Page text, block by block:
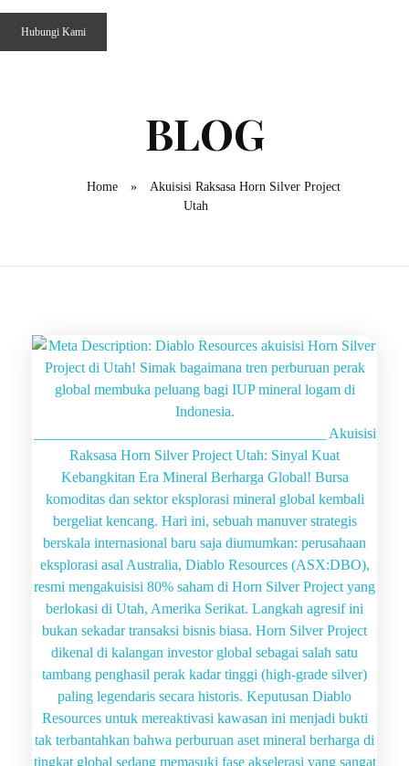
Hubungi Kami
Home »
Akuisisi Raksasa Horn Silver Project
Utah